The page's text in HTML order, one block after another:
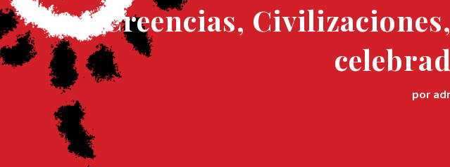
Creencias,
por